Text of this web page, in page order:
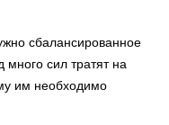
сбалансированное
сил тратят на
им необходимо